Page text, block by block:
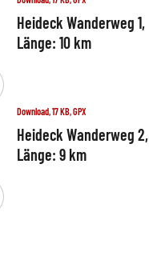
Heideck Wanderweg 1,
Länge: 10 km
Download, 17 KB, GPX
Heideck Wanderweg 2,
Länge: 9 km